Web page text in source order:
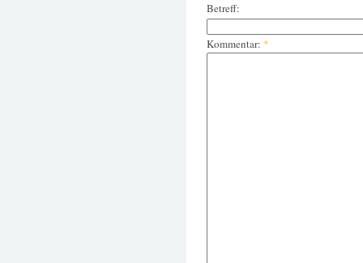
Betreff:
Kommentar: *